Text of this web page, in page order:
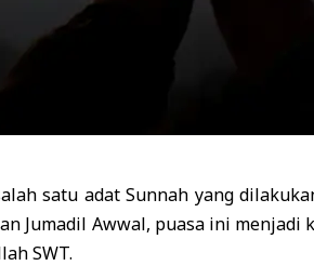
satu adat Sunnah yang
Jumadil Awwal, puasa ini
SWT.